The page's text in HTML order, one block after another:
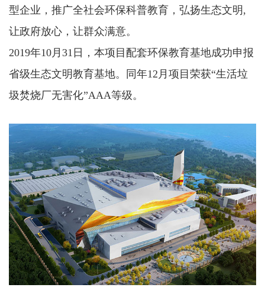
型企业，推广全社会环保科普教育，弘扬生态文明,
让政府放心，让群众满意。
2019年10月31日，本项目配套环保教育基地成功申报
省级生态文明教育基地。同年12月项目荣获“生活垃
圾焚烧厂无害化”AAA等级。